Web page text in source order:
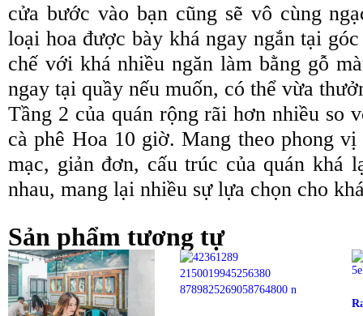
cửa bước vào bạn cũng sẽ vô cùng
loại hoa được bày khá ngay ngắn tại
chế với khá nhiều ngăn làm bằng gỗ
ngay tại quầy nếu muốn, có thể vừa
Tầng 2 của quán rộng rãi hơn nhiều so
cà phê Hoa 10 giờ. Mang theo phong
mạc, giản đơn, cấu trúc của quán khá
nhau, mang lại nhiều sự lựa chọn cho
Sản phẩm tương tự